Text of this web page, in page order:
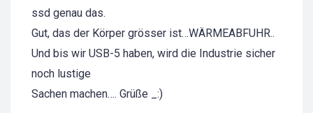
ssd genau das.
Gut, das der Körper grösser ist…WÄRMEABFUHR..
Und bis wir USB-5 haben, wird die Industrie sicher
noch lustige
Sachen machen…. Grüße _:)